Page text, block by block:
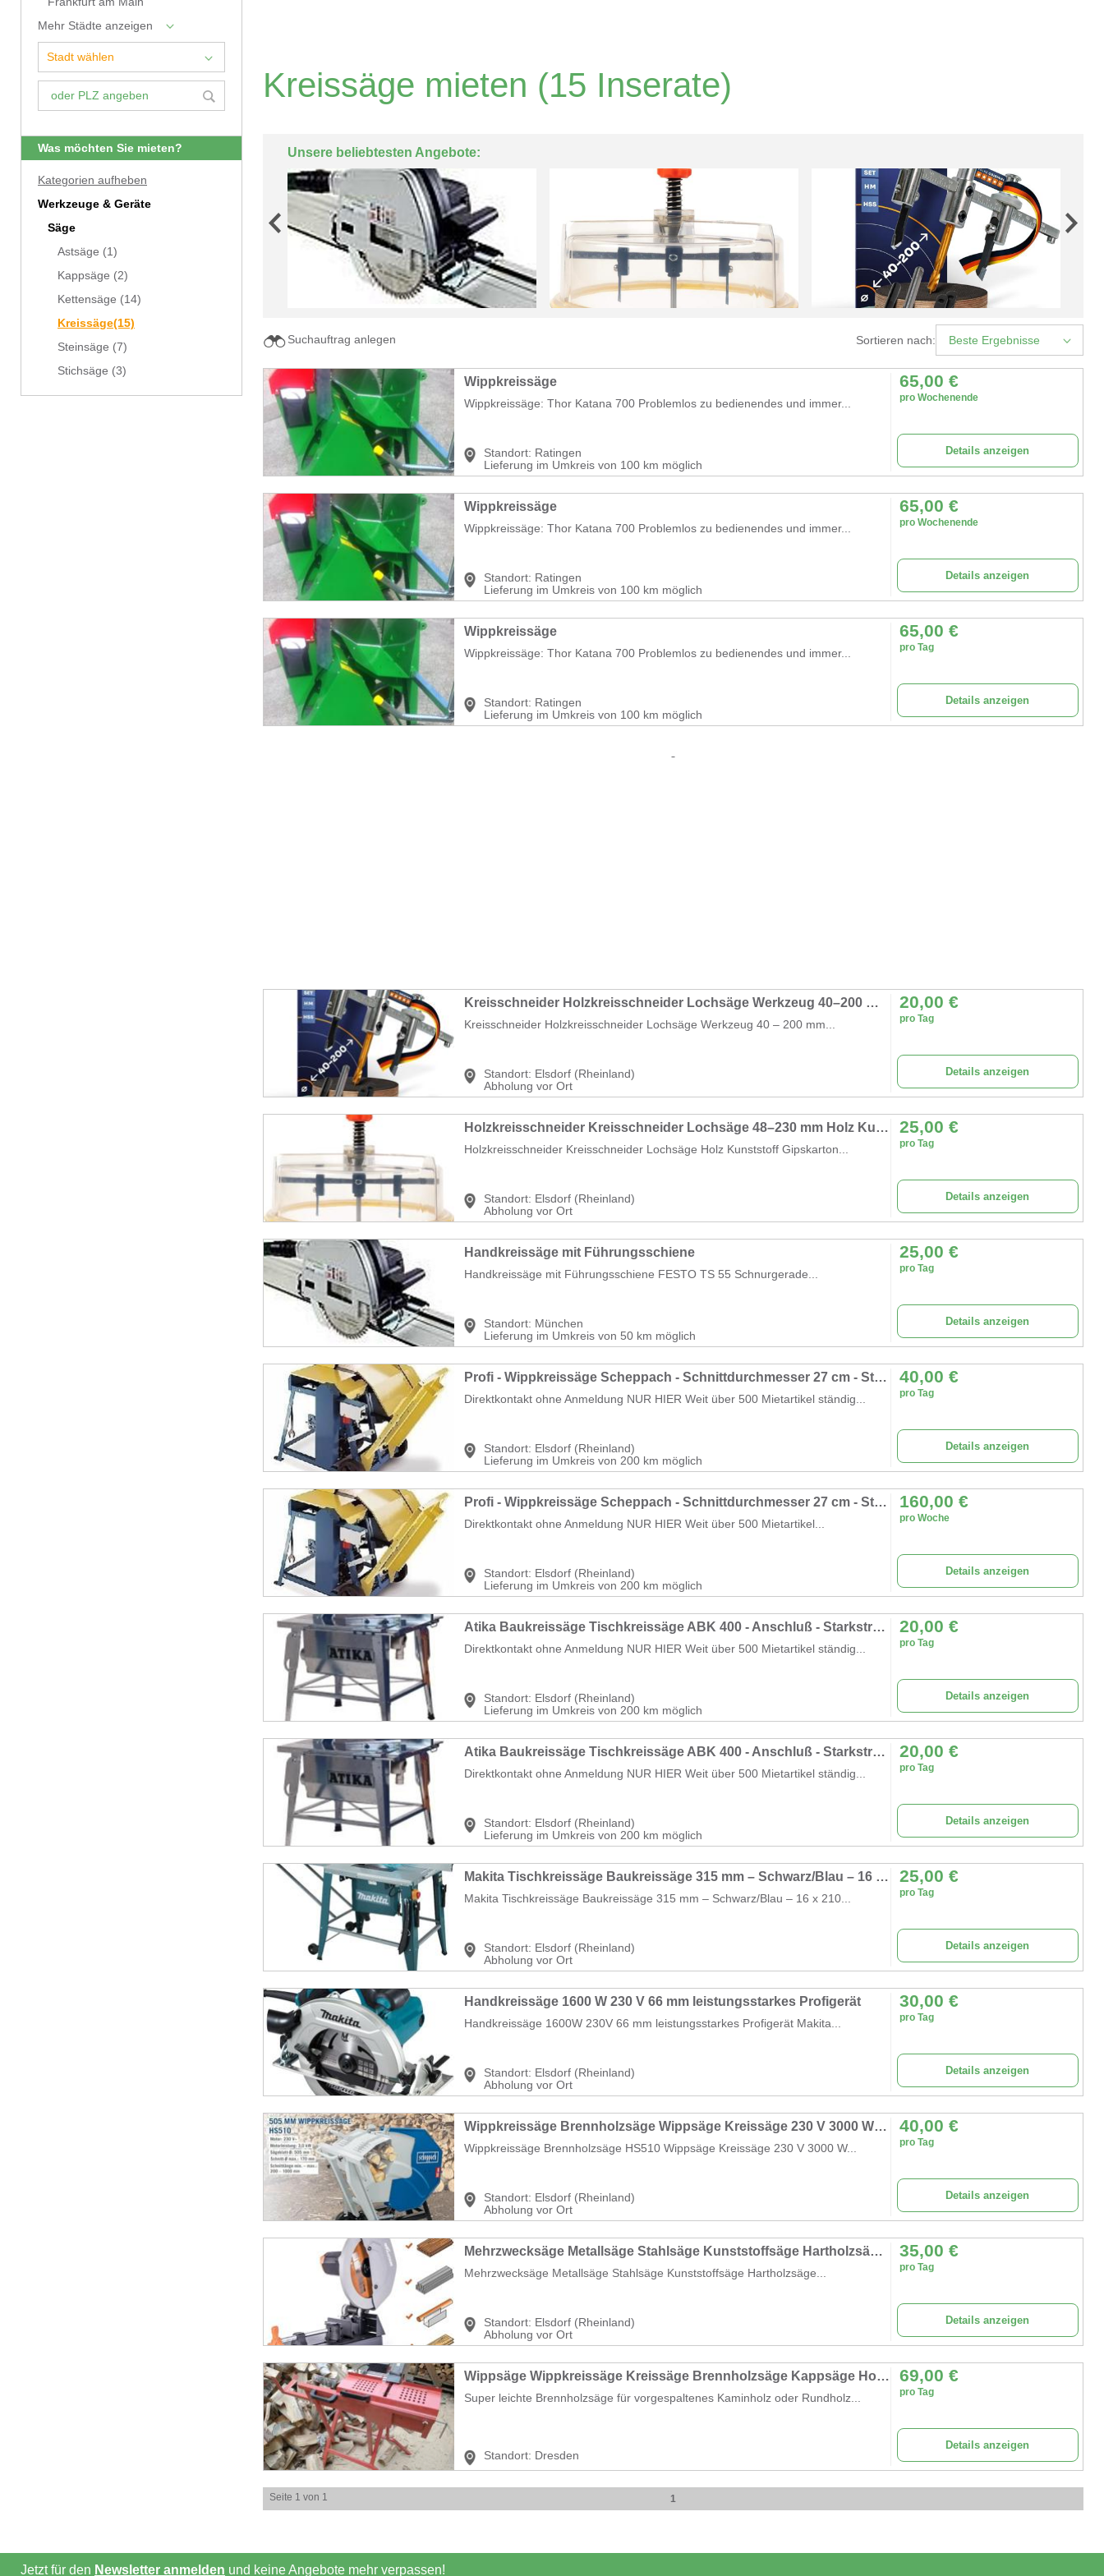
Mehr Städte anzeigen
Was möchten Sie mieten?
Kategorien aufheben
Werkzeuge & Geräte
Säge
Astsäge (1)
Kappsäge (2)
Kettensäge (14)
Kreissäge(15)
Steinsäge (7)
Stichsäge (3)
Kreissäge mieten (15 Inserate)
Unsere beliebtesten Angebote:
Sortieren nach: Beste Ergebnisse
Suchauftrag anlegen
Wippkreissäge
Wippkreissäge: Thor Katana 700 Problemlos zu bedienendes und immer...
Standort: Ratingen
Lieferung im Umkreis von 100 km möglich
65,00 €
pro Wochenende
Details anzeigen
Wippkreissäge
Wippkreissäge: Thor Katana 700 Problemlos zu bedienendes und immer...
Standort: Ratingen
Lieferung im Umkreis von 100 km möglich
65,00 €
pro Wochenende
Details anzeigen
Wippkreissäge
Wippkreissäge: Thor Katana 700 Problemlos zu bedienendes und immer...
Standort: Ratingen
Lieferung im Umkreis von 100 km möglich
65,00 €
pro Tag
Details anzeigen
Kreisschneider Holzkreisschneider Lochsäge Werkzeug 40–200 mm Holzbearbeitung Holz Kunststoff Gips
Kreisschneider Holzkreisschneider Lochsäge Werkzeug 40 – 200 mm...
Standort: Elsdorf (Rheinland)
Abholung vor Ort
20,00 €
pro Tag
Details anzeigen
Holzkreisschneider Kreisschneider Lochsäge 48–230 mm Holz Kunststoff Gipskarton Faserzementplatten
Holzkreisschneider Kreisschneider Lochsäge Holz Kunststoff Gipskarton...
Standort: Elsdorf (Rheinland)
Abholung vor Ort
25,00 €
pro Tag
Details anzeigen
Handkreissäge mit Führungsschiene
Handkreissäge mit Führungsschiene FESTO TS 55 Schnurgerade...
Standort: München
Lieferung im Umkreis von 50 km möglich
25,00 €
pro Tag
Details anzeigen
Profi - Wippkreissäge Scheppach - Schnittdurchmesser 27 cm - Stammstärke bis 45 cm
Direktkontakt ohne Anmeldung NUR HIER Weit über 500 Mietartikel ständig...
Standort: Elsdorf (Rheinland)
Lieferung im Umkreis von 200 km möglich
40,00 €
pro Tag
Details anzeigen
Profi - Wippkreissäge Scheppach - Schnittdurchmesser 27 cm - Stammstärke bis 45 cm
Direktkontakt ohne Anmeldung NUR HIER Weit über 500 Mietartikel...
Standort: Elsdorf (Rheinland)
Lieferung im Umkreis von 200 km möglich
160,00 €
pro Woche
Details anzeigen
Atika Baukreissäge Tischkreissäge ABK 400 - Anschluß - Starkstrom 360 Volt
Direktkontakt ohne Anmeldung NUR HIER Weit über 500 Mietartikel ständig...
Standort: Elsdorf (Rheinland)
Lieferung im Umkreis von 200 km möglich
20,00 €
pro Tag
Details anzeigen
Atika Baukreissäge Tischkreissäge ABK 400 - Anschluß - Starkstrom 360 Volt
Direktkontakt ohne Anmeldung NUR HIER Weit über 500 Mietartikel ständig...
Standort: Elsdorf (Rheinland)
Lieferung im Umkreis von 200 km möglich
20,00 €
pro Tag
Details anzeigen
Makita Tischkreissäge Baukreissäge 315 mm – Schwarz/Blau – 16 x 210 mm 240 V Normalstrom
Makita Tischkreissäge Baukreissäge 315 mm – Schwarz/Blau – 16 x 210...
Standort: Elsdorf (Rheinland)
Abholung vor Ort
25,00 €
pro Tag
Details anzeigen
Handkreissäge 1600 W 230 V 66 mm leistungsstarkes Profigerät
Handkreissäge 1600W 230V 66 mm leistungsstarkes Profigerät Makita...
Standort: Elsdorf (Rheinland)
Abholung vor Ort
30,00 €
pro Tag
Details anzeigen
Wippkreissäge Brennholzsäge Wippsäge Kreissäge 230 V 3000 W Leistung Normalstrom
Wippkreissäge Brennholzsäge HS510 Wippsäge Kreissäge 230 V 3000 W...
Standort: Elsdorf (Rheinland)
Abholung vor Ort
40,00 €
pro Tag
Details anzeigen
Mehrzwecksäge Metallsäge Stahlsäge Kunststoffsäge Hartholzsäge Multifunktionssäge Säge Kreissäge
Mehrzwecksäge Metallsäge Stahlsäge Kunststoffsäge Hartholzsäge...
Standort: Elsdorf (Rheinland)
Abholung vor Ort
35,00 €
pro Tag
Details anzeigen
Wippsäge Wippkreissäge Kreissäge Brennholzsäge Kappsäge Holzsäge Säge
Super leichte Brennholzsäge für vorgespaltenes Kaminholz oder Rundholz...
Standort: Dresden
69,00 €
pro Tag
Details anzeigen
Seite 1 von 1 1
Jetzt für den Newsletter anmelden und keine Angebote mehr verpassen!